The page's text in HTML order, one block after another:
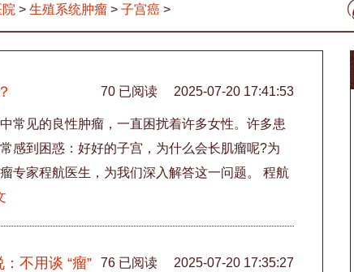
院 > 生殖系统肿瘤 > 子宫癌 >
70 已阅读 2025-07-20 17:41:53
常见的良性肿瘤，一直困扰着许多女性。许多患
感到困惑：好好的子宫，为什么会长肌瘤呢?为
专家程航医生，为我们深入解答这一问题。 程航
不用谈 “瘤” 76 已阅读 2025-07-20 17:35:27